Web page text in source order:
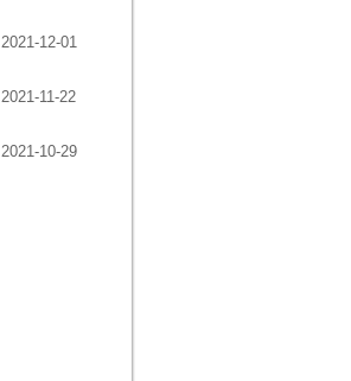
2021-12-01
2021-11-22
2021-10-29